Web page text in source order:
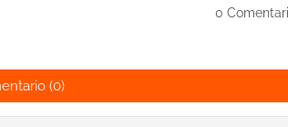
0
(0)